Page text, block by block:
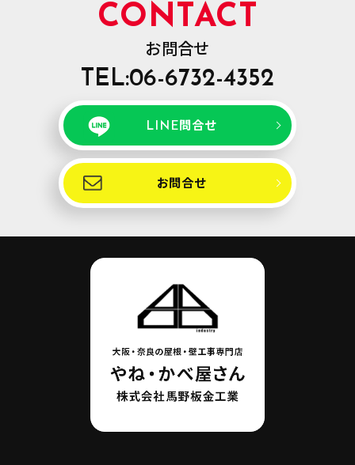
CONTACT
お問合せ
TEL:06-6732-4352
LINE問合せ
お問合せ